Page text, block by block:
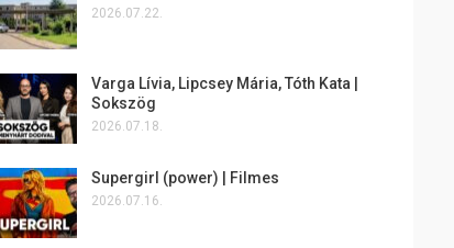
2026.07.22.
Varga Lívia, Lipcsey Mária, Tóth Kata |
Sokszög
2026.07.18.
Supergirl (power) | Filmes
2026.07.16.